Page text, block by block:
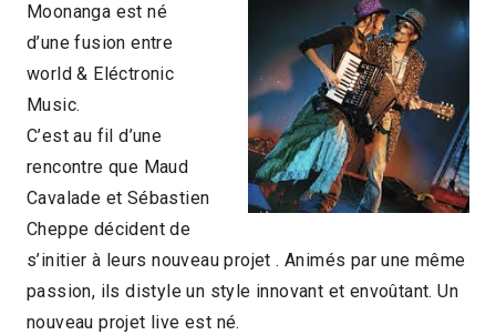
Moonanga est né
d’une fusion entre
world & Eléctronic
Music.
C’est au fil d’une
rencontre que Maud
Cavalade et Sébastien
Cheppe décident de
s’initier à leurs nouveau projet . Animés par une même
passion, ils distyle un style innovant et envoûtant. Un
nouveau projet live est né.